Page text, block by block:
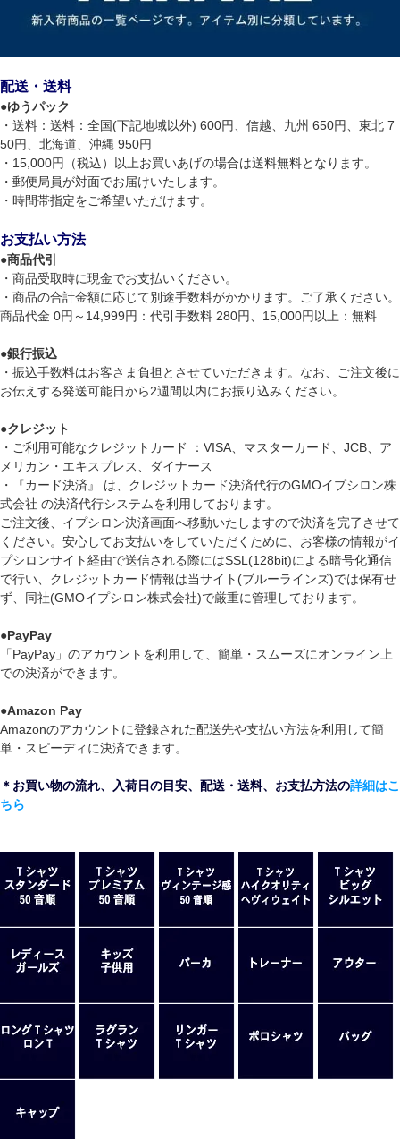
配送・送料
●ゆうパック
・送料：送料：全国(下記地域以外) 600円、信越、九州 650円、東北 7
50円、北海道、沖縄 950円
・15,000円（税込）以上お買いあげの場合は送料無料となります。
・郵便局員が対面でお届けいたします。
・時間帯指定をご希望いただけます。
お支払い方法
●商品代引
・商品受取時に現金でお支払いください。
・商品の合計金額に応じて別途手数料がかかります。ご了承ください。
商品代金 0円～14,999円：代引手数料 280円、15,000円以上：無料
●銀行振込
・振込手数料はお客さま負担とさせていただきます。なお、ご注文後に
お伝えする発送可能日から2週間以内にお振り込みください。
●クレジット
・ご利用可能なクレジットカード ：VISA、マスターカード、JCB、ア
メリカン・エキスプレス、ダイナース
・『カード決済』 は、クレジットカード決済代行のGMOイプシロン株
式会社 の決済代行システムを利用しております。
ご注文後、イプシロン決済画面へ移動いたしますので決済を完了させて
ください。安心してお支払いをしていただくために、お客様の情報がイ
プシロンサイト経由で送信される際にはSSL(128bit)による暗号化通信
で行い、クレジットカード情報は当サイト(ブルーラインズ)では保有せ
ず、同社(GMOイプシロン株式会社)で厳重に管理しております。
●PayPay
「PayPay」のアカウントを利用して、簡単・スムーズにオンライン上
での決済ができます。
●Amazon Pay
Amazonのアカウントに登録された配送先や支払い方法を利用して簡
単・スピーディに決済できます。
＊お買い物の流れ、入荷日の目安、配送・送料、お支払方法の詳細はこ
ちら